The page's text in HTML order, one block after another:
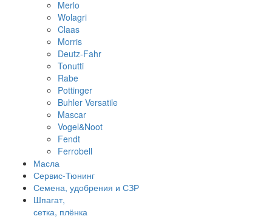
Merlo
Wolagri
Claas
Morris
Deutz-Fahr
Tonutti
Rabe
Pottinger
Buhler Versatile
Mascar
Vogel&Noot
Fendt
Ferrobell
Масла
Сервис-Тюнинг
Семена, удобрения и СЗР
Шпагат,
сетка, плёнка